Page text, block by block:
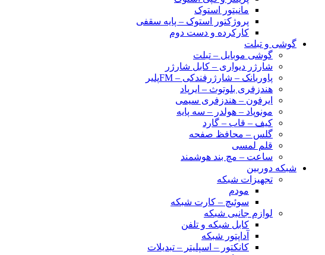
مانیتور استوک
پروژکتور استوک – پایه سقفی
کارکرده و دست دوم
گوشی و تبلت
گوشی موبایل – تبلت
شارژر دیواری – کابل شارژر
پاوربانک – شارژرفندکی – FMپلیر
هندزفری بلوتوث – ایرپاد
ایرفون – هندزفری سیمی
مونوپاد – هولدر – سه پایه
کیف – قاب – گارد
گلس – محافظ صفحه
قلم لمسی
ساعت – مچ بند هوشمند
شبکه دوربین
تجهیزات شبکه
مودم
سوئیچ – کارت شبکه
لوازم جانبی شبکه
کابل شبکه و تلفن
آداپتور شبکه
کانکتور – اسپلیتر – تبدیلات